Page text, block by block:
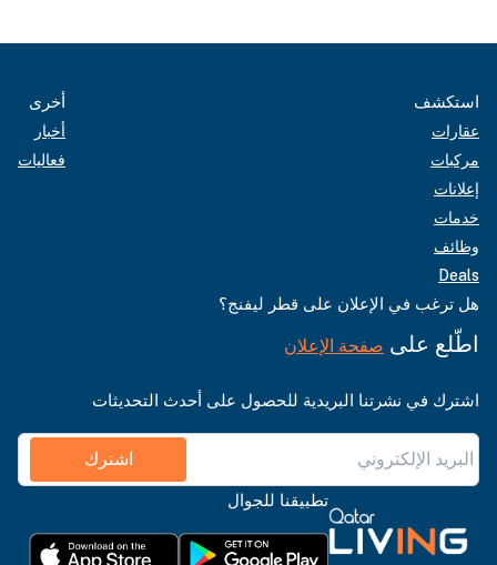
استكشف
عقارات
مركبات
إعلانات
خدمات
وظائف
Deals
أخرى
أخبار
فعاليات
هل ترغب في الإعلان على قطر ليفنج؟
اطّلع على صفحة الإعلان
اشترك في نشرتنا البريدية للحصول على أحدث التحديثات
اشترك
تطبيقنا للجوال